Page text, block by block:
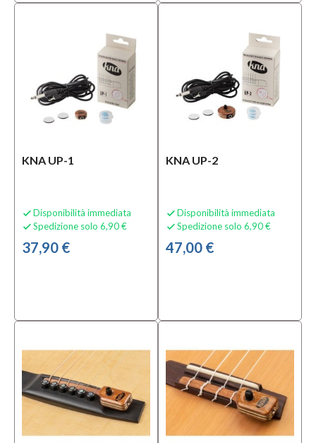
Speciali
KNA UP-1
 Disponibilità immediata
 Spedizione solo 6,90 €
37,90 €
KNA UP-2
 Disponibilità immediata
 Spedizione solo 6,90 €
47,00 €